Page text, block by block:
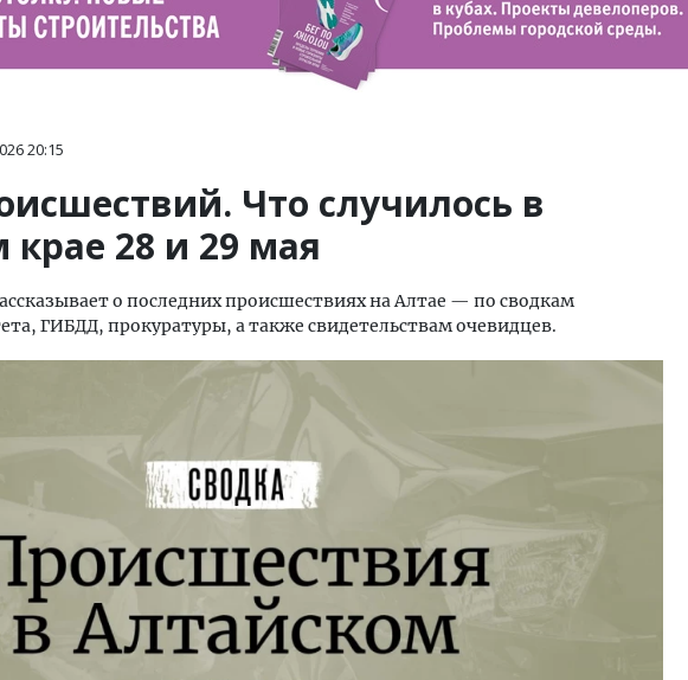
20:15
Что случилось в
28 и 29 мая
о последних происшествиях на Алтае — по сводкам
ГИБДД, прокуратуры, а также свидетельствам очевидцев.